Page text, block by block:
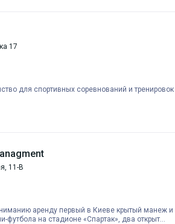
17
для спортивных соревнований и тренировок
11-В
аренду первый в Киеве крытый манеж и
футбола на стадионе «Спартак», два открыт...